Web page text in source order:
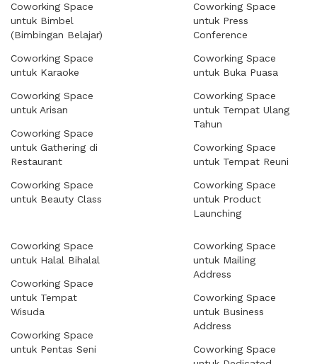
Coworking Space
untuk Bimbel
(Bimbingan Belajar)
Coworking Space
untuk Karaoke
Coworking Space
untuk Arisan
Coworking Space
untuk Gathering di
Restaurant
Coworking Space
untuk Beauty Class
Coworking Space
untuk Press
Conference
Coworking Space
untuk Buka Puasa
Coworking Space
untuk Tempat Ulang
Tahun
Coworking Space
untuk Tempat Reuni
Coworking Space
untuk Product
Launching
Coworking Space
untuk Halal Bihalal
Coworking Space
untuk Tempat
Wisuda
Coworking Space
untuk Pentas Seni
Coworking Space
untuk Mailing
Address
Coworking Space
untuk Business
Address
Coworking Space